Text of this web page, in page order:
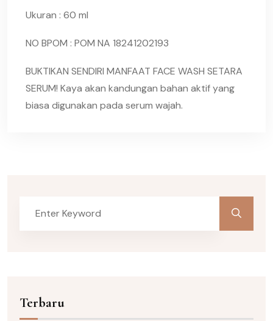
Ukuran : 60 ml
NO BPOM : POM NA 18241202193
BUKTIKAN SENDIRI MANFAAT FACE WASH SETARA
SERUM! Kaya akan kandungan bahan aktif yang
biasa digunakan pada serum wajah.
Terbaru